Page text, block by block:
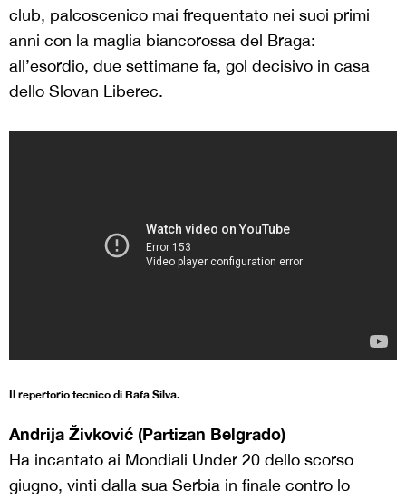
club, palcoscenico mai frequentato nei suoi primi
anni con la maglia biancorossa del Braga:
all’esordio, due settimane fa, gol decisivo in casa
dello Slovan Liberec.
Il repertorio tecnico di Rafa Silva.
Andrija Živković (Partizan Belgrado)
Ha incantato ai Mondiali Under 20 dello scorso
giugno, vinti dalla sua Serbia in finale contro lo